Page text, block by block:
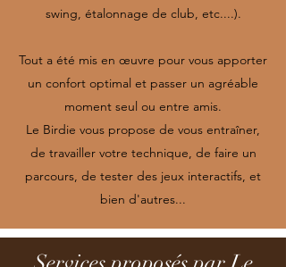
swing, étalonnage de club, etc....).
Tout a été mis en œuvre pour vous apporter
un confort optimal et passer un agréable
moment seul ou entre amis.
Le Birdie vous propose de vous entraîner,
de travailler votre technique, de faire un
parcours, de tester des jeux interactifs, et
bien d'autres...